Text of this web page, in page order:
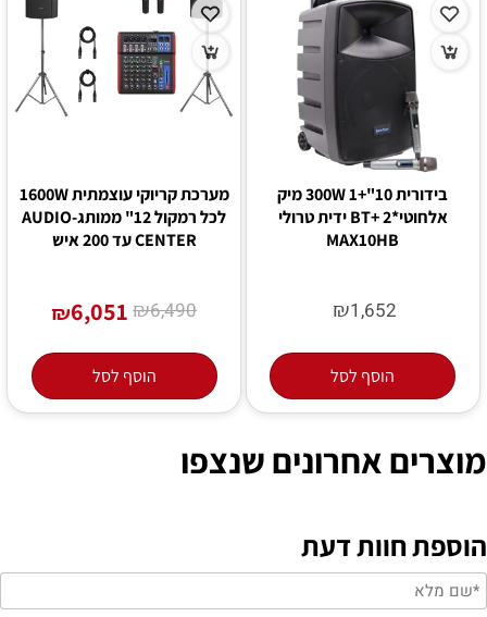
בידורית 10"+1 300W מיק
אלחוטי*2 +BT ידית טרולי
MAX10HB
₪1,652
הוסף לסל
מערכת קריוקי עוצמתית 1600W
לכל רמקול 12" ממותג-AUDIO
CENTER עד 200 איש
₪6,490
₪6,051
הוסף לסל
מוצרים אחרונים שנצפו
הוספת חוות דעת